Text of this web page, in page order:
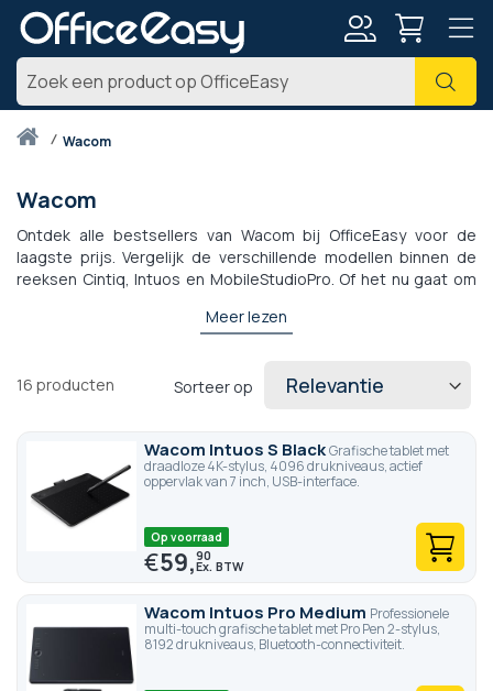
Zoek
Thuiswacom
Wacom
Ontdek alle bestsellers van Wacom bij OfficeEasy voor de
laagste prijs. Vergelijk de verschillende modellen binnen de
reeksen Cintiq, Intuos en MobileStudioPro. Of het nu gaat om
afbeeldingen, er is ongetwijfeld een grafisch tablet dat aan uw
creatie- en retoucheersoftware, 3D-opnametool, zeer
Wacom grafische tablets.
Meer lezen
16 producten Sorteer op
Wacom Intuos S BlackGrafische tablet met
draadloze 4K-stylus, 4096 drukniveaus, actief
oppervlak van 7 inch, USB-interface.
Op voorraad
€59,90
Wacom Intuos Pro Medium Professionele
multi-touch grafische tablet met Pro Pen 2-stylus,
8192 drukniveaus, Bluetooth-connectiviteit.